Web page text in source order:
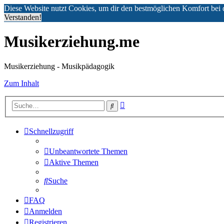
Diese Website nutzt Cookies, um dir den bestmöglichen Komfort bei
Verstanden!
Musikerziehung.me
Musikerziehung - Musikpädagogik
Zum Inhalt
Suche
Schnellzugriff
Unbeantwortete Themen
Aktive Themen
Suche
FAQ
Anmelden